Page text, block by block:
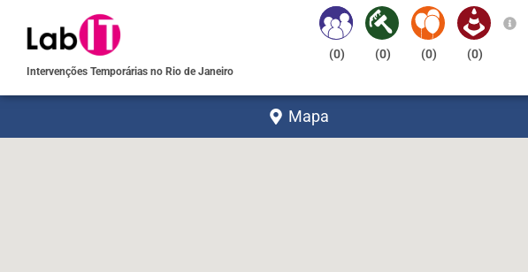
Intervenções Temporárias no Rio de Janeiro
(0) (0) (0) (0)
Mapa